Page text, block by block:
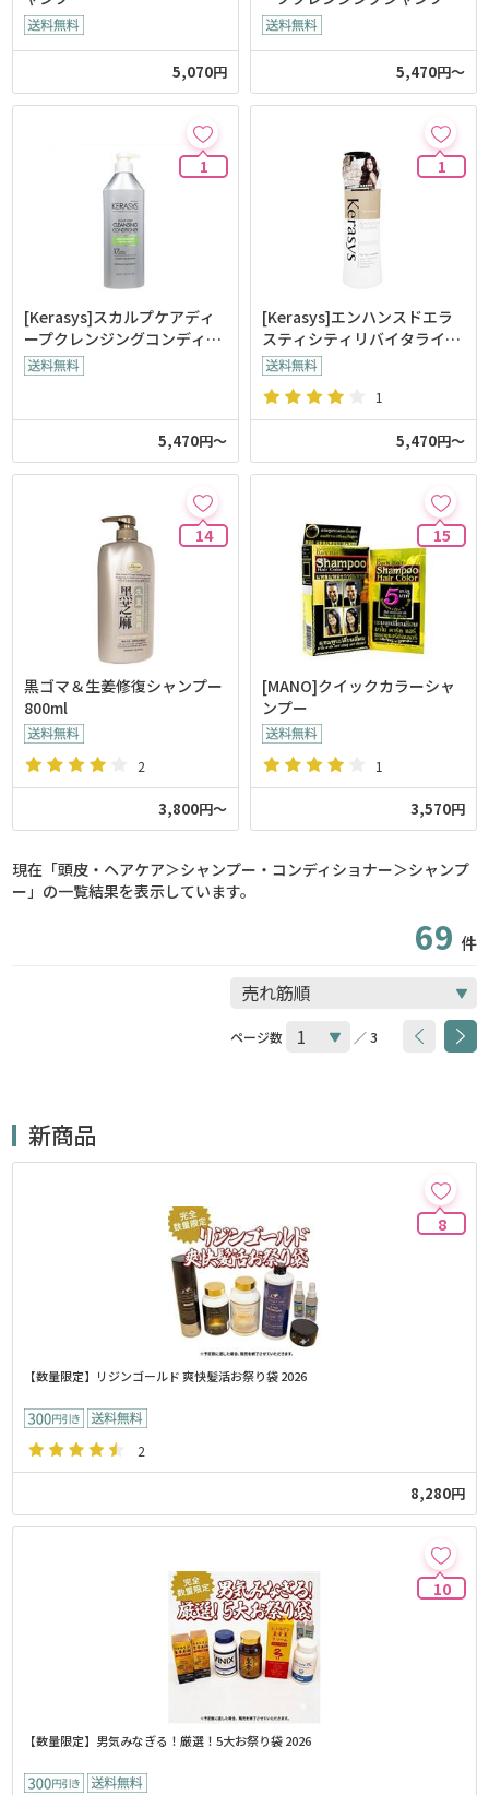
5,070円
600g
5,470円～
1
[Kerasys]スカルプケアディ
ープクレンジングコンディシ
ョナー600ml
5,470円～
1
[Kerasys]エンハンスドエラ
スティシティリバイタライジ
ングシャンプー600ml
1
5,470円～
14
黒ゴマ＆生姜修復シャンプー
800ml
2
3,800円～
15
[MANO]クイックカラーシャ
ンプー
1
3,570円
現在「頭皮・ヘアケア＞シャンプー・コンディショナー＞シャンプ
ー」の一覧結果を表示しています。
69 件
ページ数 ／ 3
新商品
8
【数量限定】リジンゴールド 爽快髪活お祭り袋 2026
2
8,280円
10
【数量限定】男気みなぎる！厳選！5大お祭り袋 2026